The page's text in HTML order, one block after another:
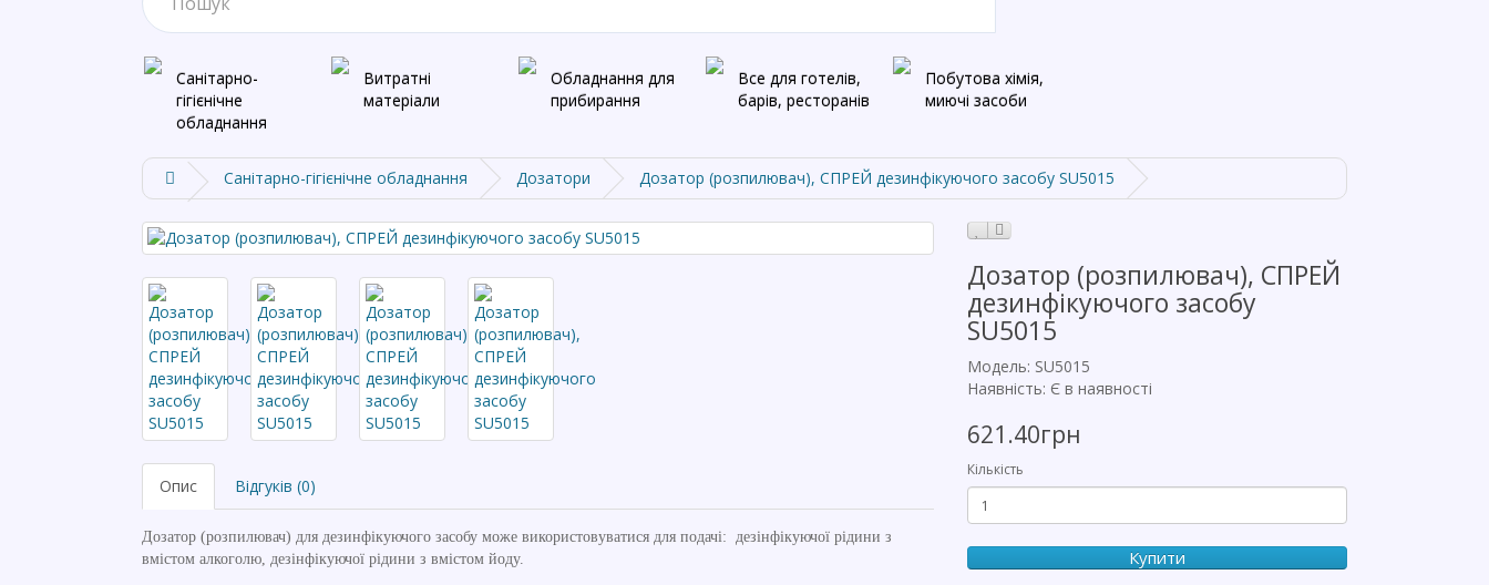
Санітарно-
гігієнічне
обладнання
Витратні
матеріали
Обладнання для
прибирання
Все для готелів,
барів, ресторанів
Побутова хімія,
миючі засоби
Санітарно-гігієнічне обладнання Дозатори Дозатор (розпилювач), СПРЕЙ дезинфікуючого засобу SU5015
Опис Відгуків (0)
Дозатор (розпилювач) для дезинфікуючого засобу може використовуватися для подачі: дезінфікуючої рідини з
вмістом алкоголю, дезінфікуючої рідини з вмістом йоду.
Дозатор (розпилювач), СПРЕЙ
дезинфікуючого засобу
SU5015
Модель: SU5015
Наявність: Є в наявності
621.40грн
Кількість
Купити